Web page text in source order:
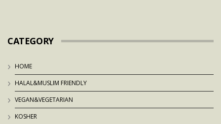
CATEGORY
HOME
HALAL&MUSLIM FRIENDLY
VEGAN&VEGETARIAN
KOSHER